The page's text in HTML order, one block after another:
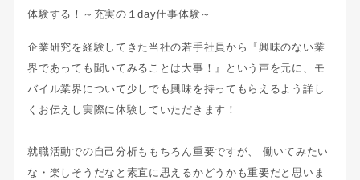
体験する！～充実の１day仕事体験～
企業研究を経験してきた当社の若手社員から『興味のない業
界であっても聞いてみることは大事！』という声を元に、モ
バイル業界について少しでも興味を持ってもらえるよう詳し
くお伝えし実際に体験していただきます！
就職活動での自己分析ももちろん重要ですが、 働いてみたい
な・楽しそうだなと素直に思えるかどうかも重要だと思いま